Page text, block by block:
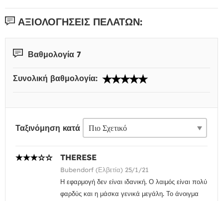
ΑΞΙΟΛΟΓΉΣΕΙΣ ΠΕΛΑΤΏΝ:
Βαθμολογία 7
Συνολική βαθμολογία:
Ταξινόμηση κατά
THERESE
Bubendorf (Ελβετία) 25/1/21
Η εφαρμογή δεν είναι ιδανική. Ο λαιμός είναι πολύ
φαρδύς και η μάσκα γενικά μεγάλη. Το άνοιγμα